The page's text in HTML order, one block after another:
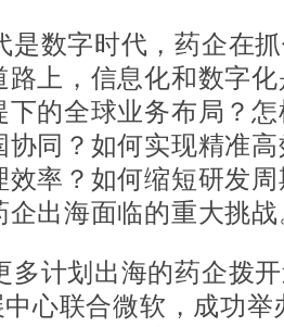
是数字时代，药企在
路上，信息化和数字
下的全球业务布局？
协同？如何实现精准
效率？如何缩短研发
企出海面临的重大挑战
多计划出海的药企拨
中心联合微软，成功